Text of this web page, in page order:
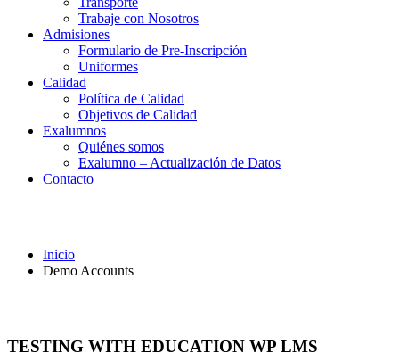
Trabaje con Nosotros
Admisiones
Formulario de Pre-Inscripción
Uniformes
Calidad
Política de Calidad
Objetivos de Calidad
Exalumnos
Quiénes somos
Exalumno – Actualización de Datos
Contacto
Inicio
Demo Accounts
TESTING WITH EDUCATION WP LMS